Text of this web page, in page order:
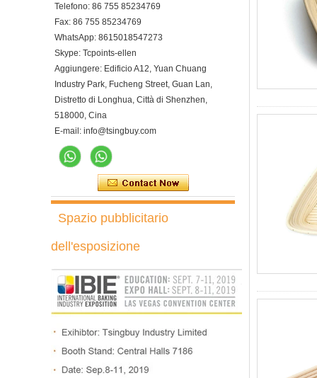
Telefono: 86 755 85234769
Fax: 86 755 85234769
WhatsApp: 8615018547273
Skype: Tcpoints-ellen
Aggiungere: Edificio A12, Yuan Chuang
Industry Park, Fucheng Street, Guan Lan,
Distretto di Longhua, Città di Shenzhen,
518000, Cina
E-mail: info@tsingbuy.com
Spazio pubblicitario
dell'esposizione